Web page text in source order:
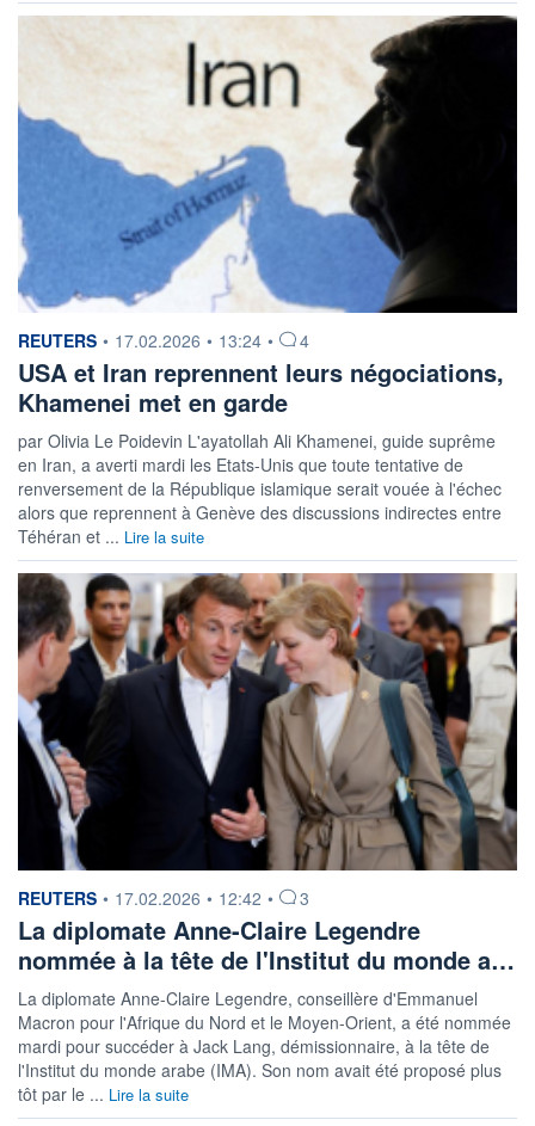
information fournie par
REUTERS • 17.02.2026 • 13:24 • 4
USA et Iran reprennent leurs négociations,
Khamenei met en garde
par Olivia Le Poidevin L'ayatollah Ali Khamenei, guide suprême
en Iran, a averti mardi ‌les Etats-Unis que toute tentative de
renversement de la République islamique serait vouée à l'échec
alors que reprennent à Genève des discussions indirectes entre
Téhéran et ... Lire la suite
information fournie par
REUTERS • 17.02.2026 • 12:42 • 3
La diplomate Anne-Claire Legendre
nommée à la tête de l'Institut du monde a…
La diplomate ‌Anne-Claire Legendre, conseillère d'Emmanuel
Macron pour l'Afrique du ​Nord et le Moyen-Orient, a été nommée
mardi pour succéder à Jack Lang, démissionnaire, à la tête ​de
l'Institut du monde arabe (IMA). Son nom avait été proposé plus
tôt ​par le ... Lire la suite